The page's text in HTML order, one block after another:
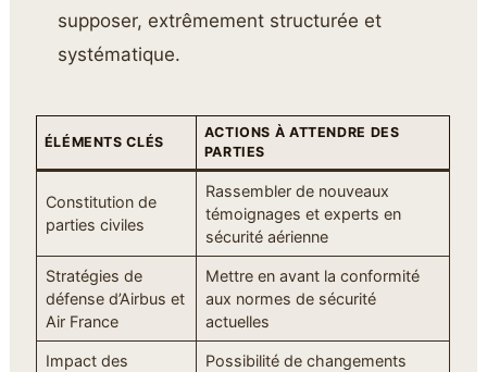
supposer, extrêmement structurée et
systématique.
ÉLÉMENTS CLÉS
ACTIONS À ATTENDRE DES
PARTIES
Constitution de
parties civiles
Rassembler de nouveaux
témoignages et experts en
sécurité aérienne
Stratégies de
défense d’Airbus et
Air France
Mettre en avant la conformité
aux normes de sécurité
actuelles
Impact des
Possibilité de changements